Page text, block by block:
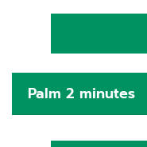
Palm 2 minutes